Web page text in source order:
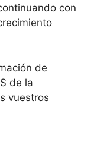
con
de
de la
vuestros